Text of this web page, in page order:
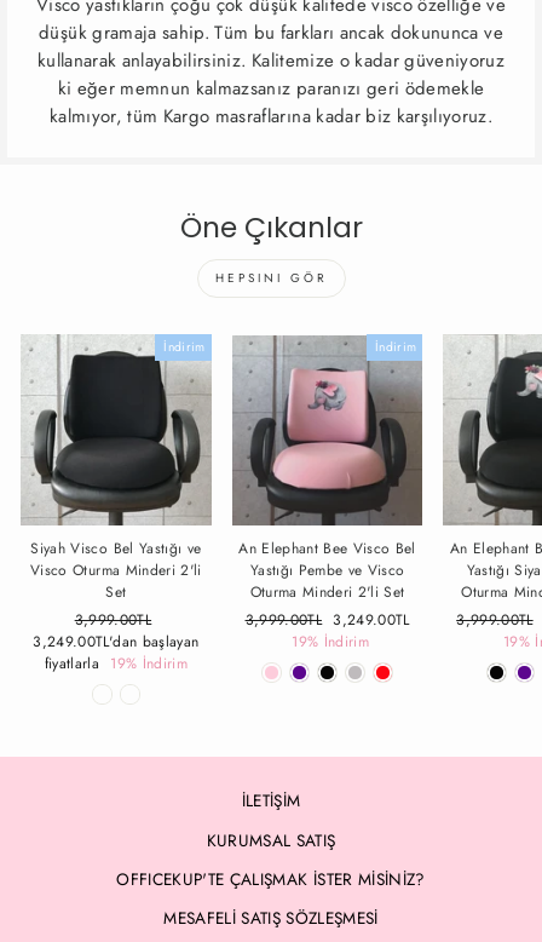
düşük gramaja sahip. Tüm bu farkları ancak dokununca ve
kullanarak anlayabilirsiniz. Kalitemize o kadar güveniyoruz
ki eğer memnun kalmazsanız paranızı geri ödemekle
kalmıyor, tüm Kargo masraflarına kadar biz karşılıyoruz.
Öne Çıkanlar
HEPSINI GÖR
İndirim
Siyah Visco Bel Yastığı ve
Visco Oturma Minderi 2'li
Set
Fiyat
3,999.00TL
Fiyat
3,249.00TL'dan başlayan
fiyatlarla
19% İndirim
İndirim
An Elephant Bee Visco Bel
Yastığı Pembe ve Visco
Oturma Minderi 2'li Set
Fiyat
3,999.00TL İndirimli
Fiyat
3,249.00TL
19% İndirim
An Elephant
Yastığı
Oturma
Fiyat
3,999.00TL
19%
İLETİŞİM
KURUMSAL SATIŞ
OFFICEKUP'TE ÇALIŞMAK İSTER MİSİNİZ?
MESAFELİ SATIŞ SÖZLEŞMESİ